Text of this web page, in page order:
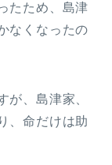
たため、島津
なくなったの
が、島津家、
、命だけは助